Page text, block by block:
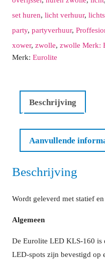
Vandaag
set huren, licht verhuur,
party, partyverhuur,
xower, zwolle, zwolle Merk:
Merk: Eurolite
Beschrijving
Aanvullende
Beschrijving
Wordt geleverd met statief
Algemeen
De Eurolite LED KLS-160 is
LED-spots zijn bevestigd op